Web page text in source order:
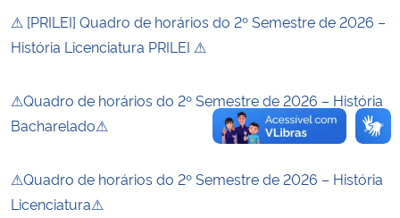
Gabinete de Segurança Institucional
⚠ [PRILEI] Quadro de horários do 2º Semestre de 2026 –
História Licenciatura PRILEI ⚠
⚠Quadro de horários do 2º Semestre de 2026 – História
Bacharelado⚠
⚠Quadro de horários do 2º Semestre de 2026 – História
Licenciatura⚠